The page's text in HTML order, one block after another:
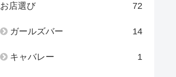
お店選び 72
ガールズバー 14
キャバレー 1